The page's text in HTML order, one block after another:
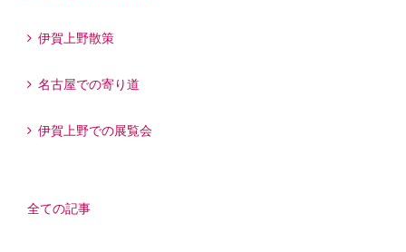
伊賀上野散策
名古屋での寄り道
伊賀上野での展覧会
全ての記事